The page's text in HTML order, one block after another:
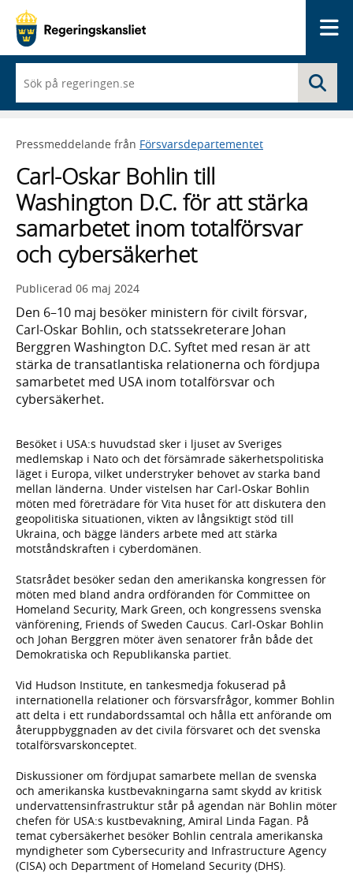
du
börjar
skriva
framträder
lista
med
sökförslag
Pressmeddelande från Försvarsdepartementet
Carl-Oskar Bohlin till
Washington D.C. för att stärka
samarbetet inom totalförsvar
och cybersäkerhet
Publicerad 06 maj 2024
Den 6–10 maj besöker ministern för civilt försvar,
Carl-Oskar Bohlin, och statssekreterare Johan
Berggren Washington D.C. Syftet med resan är att
stärka de transatlantiska relationerna och fördjupa
samarbetet med USA inom totalförsvar och
cybersäkerhet.
Besöket i USA:s huvudstad sker i ljuset av Sveriges
medlemskap i Nato och det försämrade säkerhetspolitiska
läget i Europa, vilket understryker behovet av starka band
mellan länderna. Under vistelsen har Carl-Oskar Bohlin
möten med företrädare för Vita huset för att diskutera den
geopolitiska situationen, vikten av långsiktigt stöd till
Ukraina, och bägge länders arbete med att stärka
motståndskraften i cyberdomänen.
Statsrådet besöker sedan den amerikanska kongressen för
möten med bland andra ordföranden för Committee on
Homeland Security, Mark Green, och kongressens svenska
vänförening, Friends of Sweden Caucus. Carl-Oskar Bohlin
och Johan Berggren möter även senatorer från både det
Demokratiska och Republikanska partiet.
Vid Hudson Institute, en tankesmedja fokuserad på
internationella relationer och försvarsfrågor, kommer Bohlin
att delta i ett rundabordssamtal och hålla ett anförande om
återuppbyggnaden av det civila försvaret och det svenska
totalförsvarskonceptet.
Diskussioner om fördjupat samarbete mellan de svenska
och amerikanska kustbevakningarna samt skydd av kritisk
undervattensinfrastruktur står på agendan när Bohlin möter
chefen för USA:s kustbevakning, Amiral Linda Fagan. På
temat cybersäkerhet besöker Bohlin centrala amerikanska
myndigheter som Cybersecurity and Infrastructure Agency
(CISA) och Department of Homeland Security (DHS).